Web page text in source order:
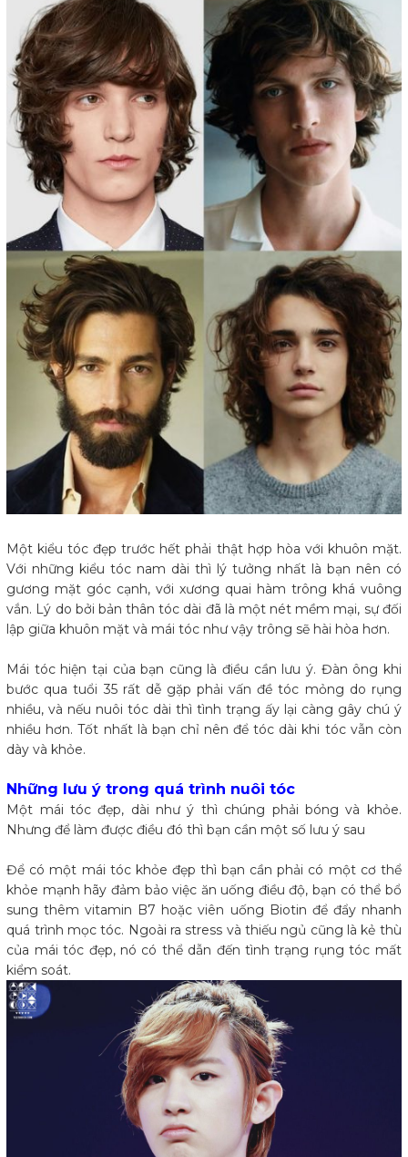
Một kiểu tóc đẹp trước hết phải thật hợp hòa với khuôn mặt.
Với những kiểu tóc nam dài thì lý tưởng nhất là bạn nên có
gương mặt góc cạnh, với xương quai hàm trông khá vuông
vắn. Lý do bởi bản thân tóc dài đã là một nét mềm mại, sự đối
lập giữa khuôn mặt và mái tóc như vậy trông sẽ hài hòa hơn.
Mái tóc hiện tại của bạn cũng là điều cần lưu ý. Đàn ông khi
bước qua tuổi 35 rất dễ gặp phải vấn đề tóc mỏng do rụng
nhiều, và nếu nuôi tóc dài thì tình trạng ấy lại càng gây chú ý
nhiều hơn. Tốt nhất là bạn chỉ nên để tóc dài khi tóc vẫn còn
dày và khỏe.
Những lưu ý trong quá trình nuôi tóc
Một mái tóc đẹp, dài như ý thì chúng phải bóng và khỏe.
Nhưng để làm được điều đó thì bạn cần một số lưu ý sau
Để có một mái tóc khỏe đẹp thì bạn cần phải có một cơ thể
khỏe mạnh hãy đảm bảo việc ăn uống điều độ, bạn có thể bổ
sung thêm vitamin B7 hoặc viên uống Biotin để đẩy nhanh
quá trình mọc tóc. Ngoài ra stress và thiếu ngủ cũng là kẻ thù
của mái tóc đẹp, nó có thể dẫn đến tình trạng rụng tóc mất
kiểm soát.